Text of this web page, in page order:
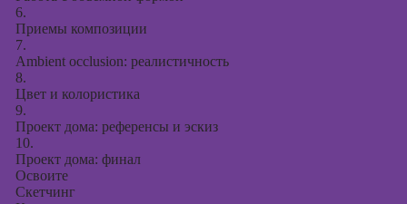
6.
Приемы композиции
7.
Ambient occlusion: реалистичность
8.
Цвет и колористика
9.
Проект дома: референсы и эскиз
10.
Проект дома: финал
Освоите
Скетчинг